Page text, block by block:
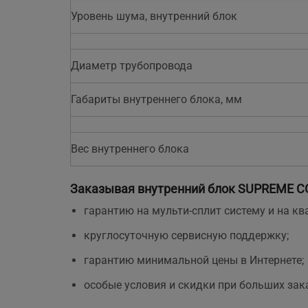
Уровень шума, внутренний блок
Диаметр трубопровода
Габариты внутреннего блока, мм
Вес внутреннего блока
Заказывая внутренний блок SUPREME
гарантию на мульти-сплит систему и на
круглосуточную сервисную поддержку;
гарантию минимальной цены в Интернете;
особые условия и скидки при больших